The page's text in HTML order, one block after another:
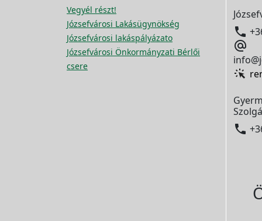
Vegyél részt!
Józsefvárosi Lakásügynökség
Józsefvárosi lakáspályázato
Józsefvárosi Önkormányzati Bérlői
csere


